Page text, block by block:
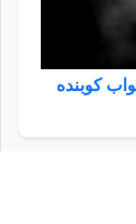
کوبنده